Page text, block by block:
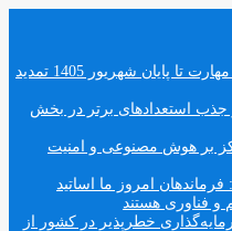
مهلت ثبت‌نام در مسابقات جهانی مهارت تا پایان شهریور 1405 تمدید
جذب استعدادهای برتر در بخش
الکامپ ۲۹ با تمرکز بر هوش مصنوعی و امنیت
امروز ما اساتید
فناوری هستند
خطرپذیر در کشور از